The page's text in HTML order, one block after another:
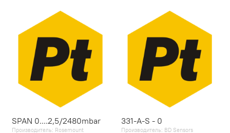
SPAN 0....2,5/2480mbar
Производитель: Rosemount
331-A-S - 0
Производитель: BD Sensors